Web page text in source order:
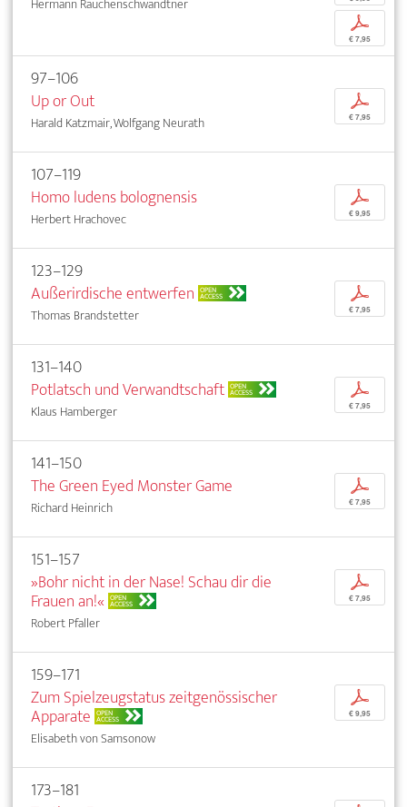
p
€ 7,95
97–106
Up or Out
Harald Katzmair, Wolfgang Neurath
p
€ 7,95
107–119
Homo ludens bolognensis
Herbert Hrachovec
p
€ 9,95
123–129
Außerirdische entwerfen OPEN
ACCESS
Thomas Brandstetter
p
€ 7,95
131–140
Potlatsch und Verwandtschaft OPEN
ACCESS
Klaus Hamberger
p
€ 7,95
141–150
The Green Eyed Monster Game
Richard Heinrich
p
€ 7,95
151–157
»Bohr nicht in der Nase! Schau dir die
Frauen an!« OPEN
ACCESS
Robert Pfaller
p
€ 7,95
159–171
Zum Spielzeugstatus zeitgenössischer
Apparate OPEN
ACCESS
Elisabeth von Samsonow
p
€ 9,95
173–181